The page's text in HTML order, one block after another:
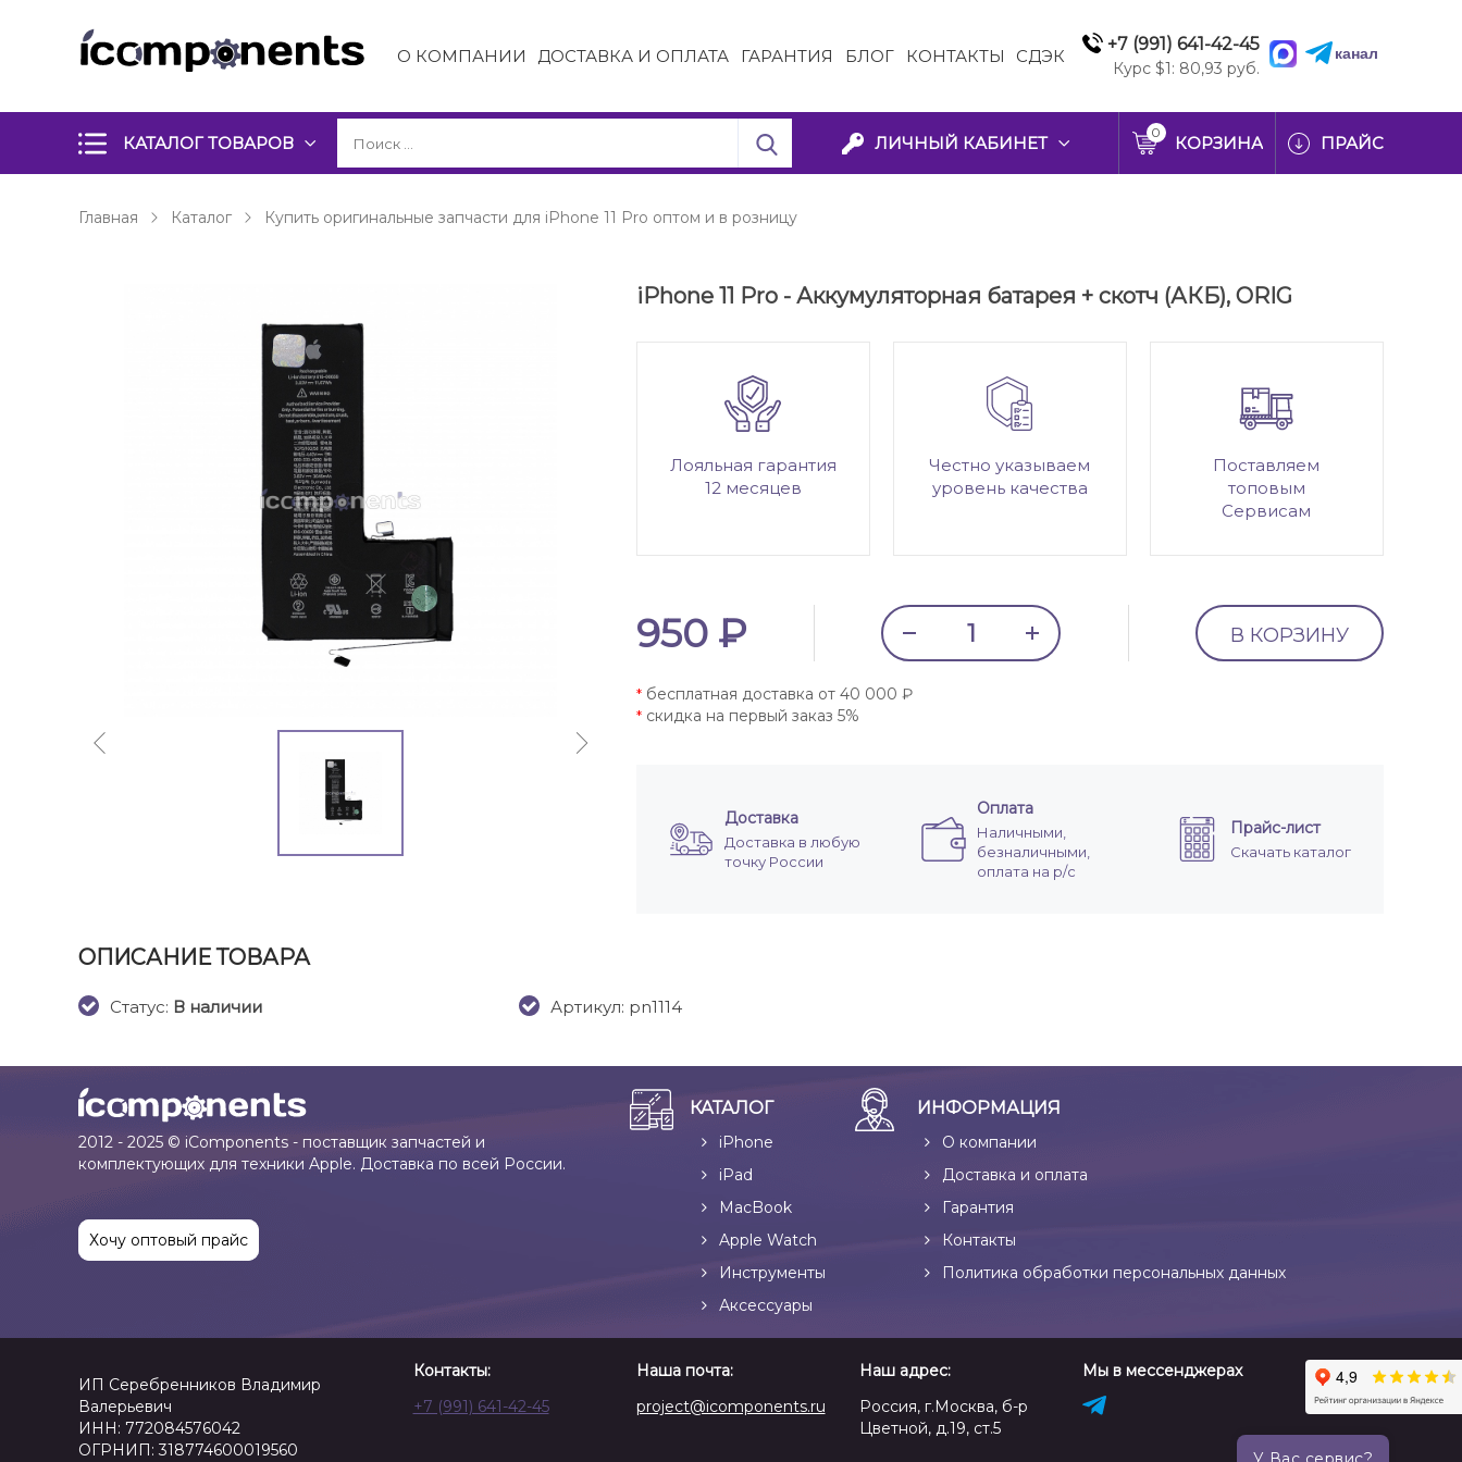
О КОМПАНИИ ДОСТАВКА И ОПЛАТА ГАРАНТИЯ БЛОГ КОНТАКТЫ СДЭК
+7 (991) 641-42-45
Курс $1: 80,93 руб.
канал
КАТАЛОГ ТОВАРОВ ЛИЧНЫЙ КАБИНЕТ
0
КОРЗИНА ПРАЙС
Главная Каталог Купить оригинальные запчасти для iPhone 11 Pro оптом и в розницу
iPhone 11 Pro - Аккумуляторная батарея + скотч (АКБ), ORIG
Лояльная гарантия
12 месяцев
Честно указываем
уровень качества
Поставляем
топовым
Сервисам
950 ₽ В КОРЗИНУ
*бесплатная доставка от 40 000 ₽
*скидка на первый заказ 5%
Доставка
Доставка в любую
точку России
Оплата
Наличными,
безналичными,
оплата на р/с
Прайс-лист
Скачать каталог
ОПИСАНИЕ ТОВАРА
Cтатус: В наличии Артикул: pn1114
2012 - 2025 © iComponents - поставщик запчастей и
комплектующих для техники Apple. Доставка по всей России.
Хочу оптовый прайс
КАТАЛОГ
iPhone
iPad
MacBook
Apple Watch
Инструменты
Аксессуары
ИНФОРМАЦИЯ
О компании
Доставка и оплата
Гарантия
Контакты
Политика обработки персональных данных
ИП Серебренников Владимир
Валерьевич
ИНН: 772084576042
ОГРНИП: 318774600019560
Контакты:
+7 (991) 641-42-45
Наша почта:
project@icomponents.ru
Наш адрес:
Россия, г.Москва, б-р
Цветной, д.19, ст.5
Мы в мессенджерах